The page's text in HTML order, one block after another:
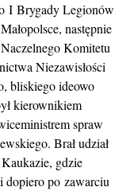
I Brygady Legionów
następnie
Komitetu
Niezawisłości
bliskiego ideowo
kierownikiem
spraw
Brał udział
gdzie
po zawarciu